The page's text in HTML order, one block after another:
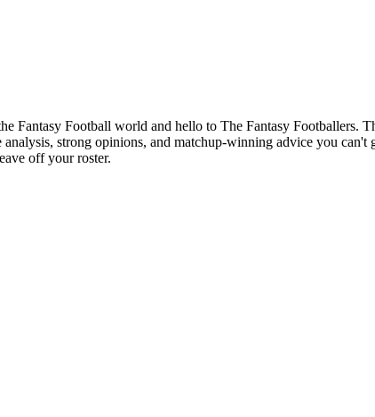
Fantasy Football world and hello to The Fantasy
strong opinions, and matchup-winning advice you
off your roster.